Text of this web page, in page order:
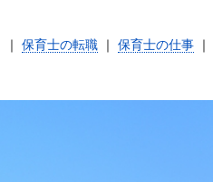
｜ 保育士の転職 ｜ 保育士の仕事 ｜